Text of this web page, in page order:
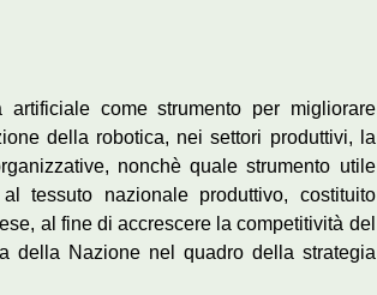
come strumento per migliorare
della robotica, nei settori produttivi, la
nonchè quale strumento utile
tessuto nazionale produttivo, costituito
al fine di accrescere la competitività del
della Nazione nel quadro della strategia